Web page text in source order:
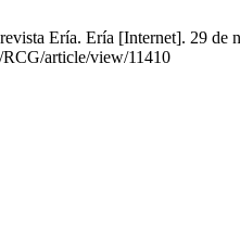
Ería. Ería [Internet]. 29
article/view/11410